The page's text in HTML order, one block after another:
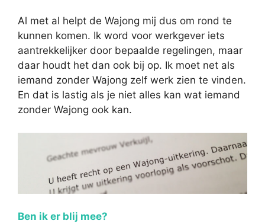
Al met al helpt de Wajong mij dus om rond te
kunnen komen. Ik word voor werkgever iets
aantrekkelijker door bepaalde regelingen, maar
daar houdt het dan ook bij op. Ik moet net als
iemand zonder Wajong zelf werk zien te vinden.
En dat is lastig als je niet alles kan wat iemand
zonder Wajong ook kan.
Ben ik er blij mee?